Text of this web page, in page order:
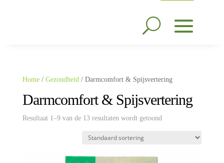
Home/ Gezondheid/ Darmcomfort & Spijsvertering
Darmcomfort & Spijsvertering
Resultaat 1–9 van de 13 resultaten wordt getoond